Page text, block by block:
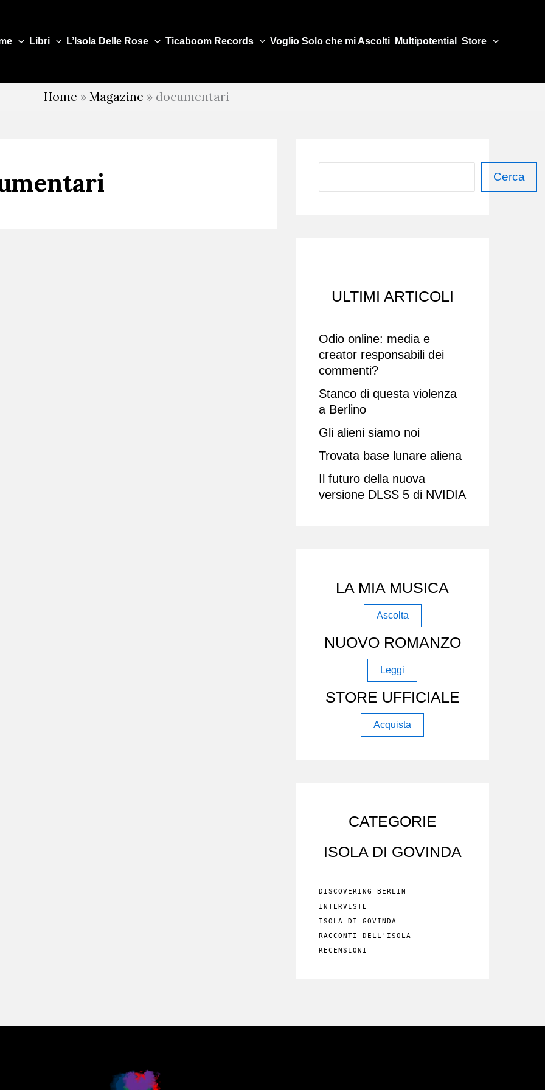
Libri L’Isola Delle Rose Ticaboom Records Voglio Solo che mi Ascolti Multipotential Store
Home » Magazine » documentari
e
Cerca
ULTIMI ARTICOLI
Odio online: media e
creator responsabili dei
commenti?
Stanco di questa violenza
a Berlino
Gli alieni siamo noi
Trovata base lunare aliena
Il futuro della nuova
versione DLSS 5 di NVIDIA
LA MIA MUSICA
Ascolta
NUOVO ROMANZO
Leggi
STORE UFFICIALE
Acquista
CATEGORIE
ISOLA DI GOVINDA
DISCOVERING BERLIN
INTERVISTE
ISOLA DI GOVINDA
RACCONTI DELL'ISOLA
RECENSIONI